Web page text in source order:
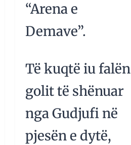
“Arena e
Demave”.
Të kuqtë iu falën
golit të shënuar
nga Gudjufi në
pjesën e dytë,